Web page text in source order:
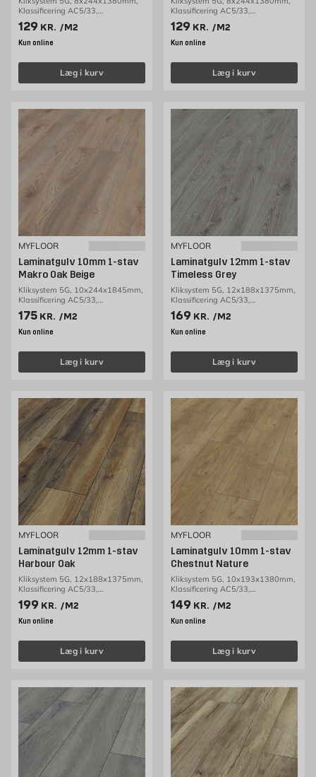
Klassificering AC5/33,
2,69m2/pakke
Pris 129 kr. /m2
129 KR. /M2
Kun online
Læg i kurv
Klassificering AC5/33,
2,69m2/pakke
Pris 129 kr. /m2
129 KR. /M2
Kun online
Læg i kurv
MYFLOOR
Laminatgulv 10mm 1-stav
Makro Oak Beige
Kliksystem 5G, 10x244x1845mm,
Klassificering AC5/33,
1,80m2/pakke
Pris 175 kr. /m2
175 KR. /M2
Kun online
Læg i kurv
MYFLOOR
Laminatgulv 12mm 1-stav
Timeless Grey
Kliksystem 5G, 12x188x1375mm,
Klassificering AC5/33,
1,29m2/pakke
Pris 169 kr. /m2
169 KR. /M2
Kun online
Læg i kurv
MYFLOOR
Laminatgulv 12mm 1-stav
Harbour Oak
Kliksystem 5G, 12x188x1375mm,
Klassificering AC5/33,
1,29m2/pakke
Pris 199 kr. /m2
199 KR. /M2
Kun online
Læg i kurv
MYFLOOR
Laminatgulv 10mm 1-stav
Chestnut Nature
Kliksystem 5G, 10x193x1380mm,
Klassificering AC5/33,
1,60m2/pakke
Pris 149 kr. /m2
149 KR. /M2
Kun online
Læg i kurv